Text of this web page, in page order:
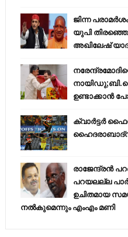
ജിന്ന
യുപി
അഖിലേഷ്
ഉണ്ടാക്കാന്‍
ക്വാർട്ടർ
ഹൈദരാബാദ്ന്
രാജേന്ദ്രന്‍
പറയലല്ല
ഉചിതമായ
നല്‍കുമെന്നും എംഎം മണി